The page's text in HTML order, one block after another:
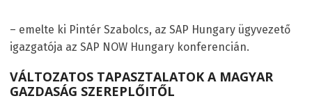
– emelte ki Pintér Szabolcs, az SAP Hungary ügyvezető
igazgatója az SAP NOW Hungary konferencián.
VÁLTOZATOS TAPASZTALATOK A MAGYAR
GAZDASÁG SZEREPLŐITŐL